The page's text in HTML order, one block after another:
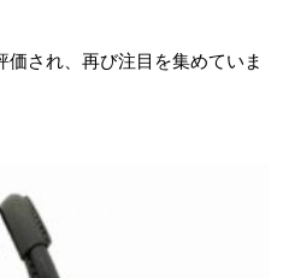
され、再び注目を集めていま